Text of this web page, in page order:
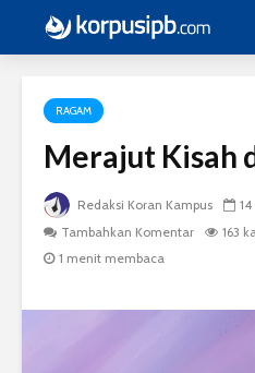
RAGAM
Merajut Kisah
Redaksi Koran Kampus
Tambahkan Komentar
163
1 menit membaca